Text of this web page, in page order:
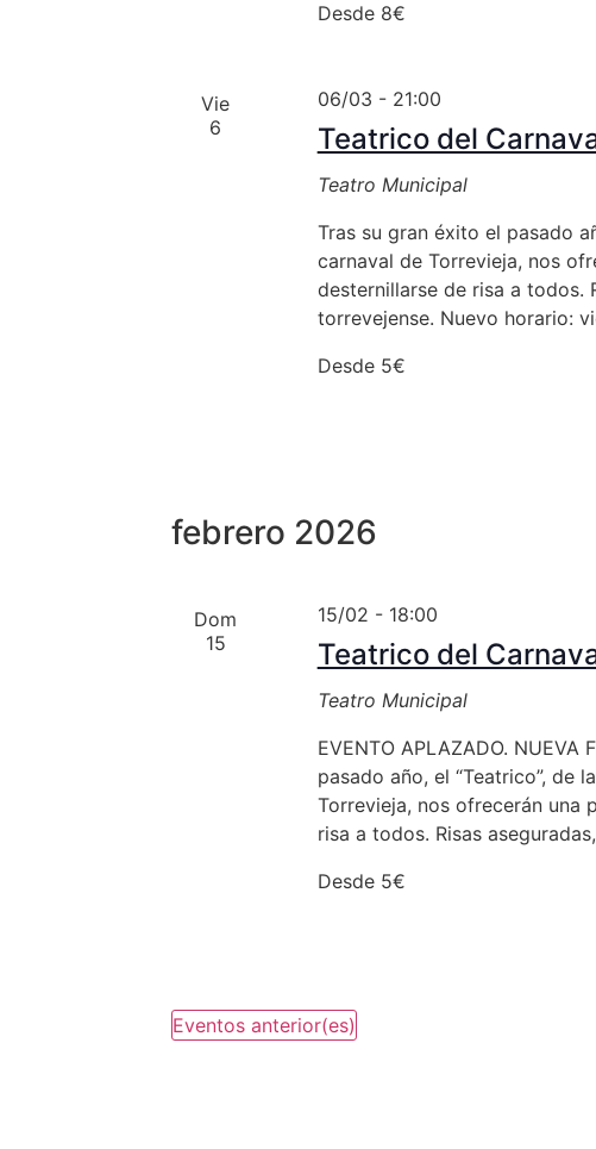
Desde 8€
Vie
6
Teatrico del
06/03 - 21:00
Teatro Municipal
Tras su gran éxito el pasado
carnaval de Torrevieja, nos
desternillarse de risa a todos.
torrevejense. Nuevo horario:
Desde 5€
febrero 2026
Dom
15
Teatrico del
15/02 - 18:00
Teatro Municipal
EVENTO APLAZADO. NUEVA
pasado año, el “Teatrico”, de
Torrevieja, nos ofrecerán una
risa a todos. Risas
Desde 5€
Eventos anterior(es)